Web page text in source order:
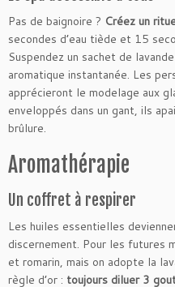
Pas de baignoire ? Créez un
secondes d’eau tiède et 15
Suspendez un sachet de
aromatique instantanée. Les
apprécieront le modelage aux
enveloppés dans un gant, ils
brûlure.
Aromathérapie
Un coffret à respirer
Les huiles essentielles
discernement. Pour les futures
et romarin, mais on adopte la
règle d’or : toujours diluer 3